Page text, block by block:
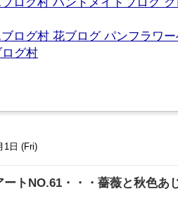
グ村
1日 (Fri)
ートNO.61・・・薔薇と秋色あ